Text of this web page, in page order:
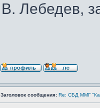
В. Лебедев,
Заголовок сообщения: Re: СБД ММГ